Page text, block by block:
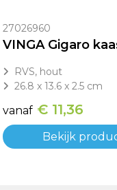
27026960
RVS, hout
26.8 x 13.6 x 2.5 cm
vanaf € 11,36
Bekijk